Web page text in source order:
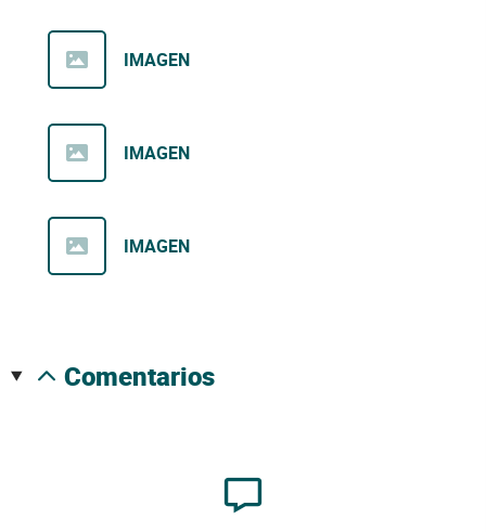
IMAGEN
IMAGEN
IMAGEN
comentarios